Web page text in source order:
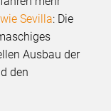
Sevilla: Die
Ausbau der
den